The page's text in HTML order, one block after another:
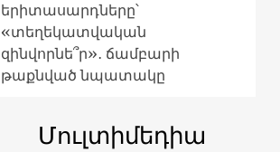
երիտասարդները՝
«տեղեկատվական
զինվորնե՞ր»․ ճամբարի
թաքնված նպատակը
Մուլտիմեդիա